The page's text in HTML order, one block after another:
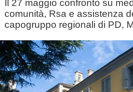
Il 27 maggio confronto su
comunità, Rsa e assistenza
capogruppo regionali di PD,